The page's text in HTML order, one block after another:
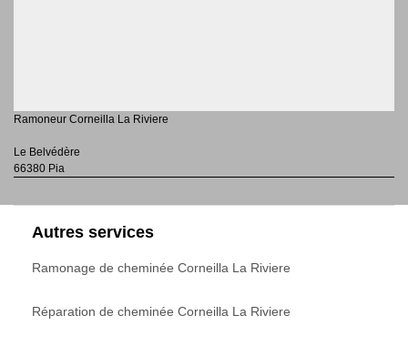
Ramoneur Corneilla La Riviere
Le Belvédère
66380 Pia
Autres services
Ramonage de cheminée Corneilla La Riviere
Réparation de cheminée Corneilla La Riviere